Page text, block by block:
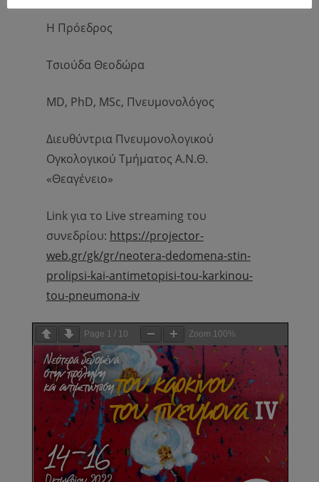
Η Πρόεδρος
Τσιούδα Θεοδώρα
MD, PhD, MSc, Πνευμονολόγος
Διευθύντρια Πνευμονολογικού
Ογκολογικού Τμήματος Α.Ν.Θ.
«Θεαγένειο»
Link για το Live streaming του
συνεδρίου: https://projector-
web.gr/gk/gr/neotera-dedomena-stin-
prolipsi-kai-antimetopisi-tou-karkinou-
tou-pneumona-iv
Page 1 / 10 Zoom 100%